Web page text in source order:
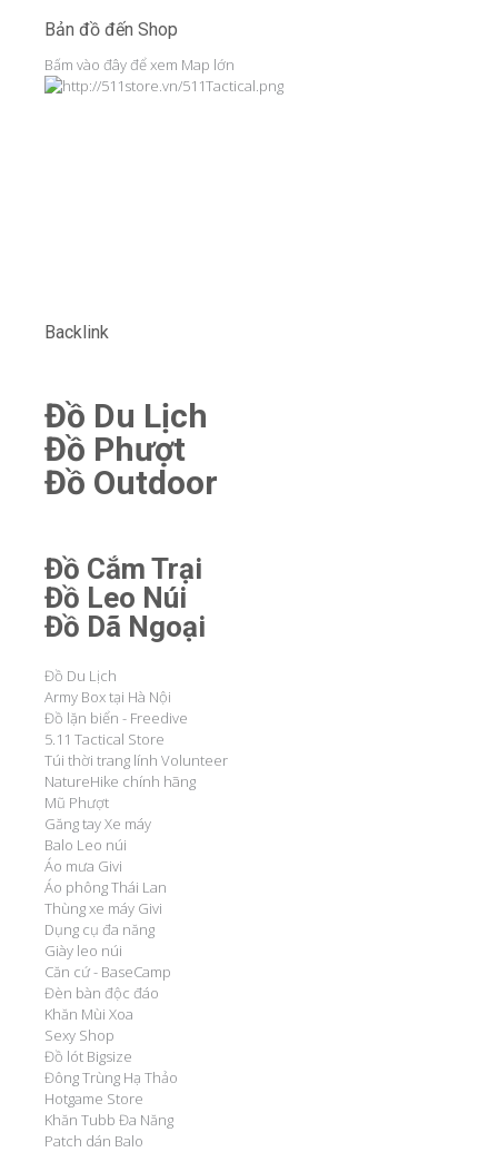
Bản đồ đến Shop
Bấm vào đây để xem Map lớn
Backlink
Đồ Du Lịch
Đồ Phượt
Đồ Outdoor
Đồ Cắm Trại
Đồ Leo Núi
Đồ Dã Ngoại
Đồ Du Lịch
Army Box tại Hà Nội
Đồ lặn biển - Freedive
5.11 Tactical Store
Túi thời trang lính Volunteer
NatureHike chính hãng
Mũ Phượt
Găng tay Xe máy
Balo Leo núi
Áo mưa Givi
Áo phông Thái Lan
Thùng xe máy Givi
Dụng cụ đa năng
Giày leo núi
Căn cứ - BaseCamp
Đèn bàn độc đáo
Khăn Mùi Xoa
Sexy Shop
Đồ lót Bigsize
Đông Trùng Hạ Thảo
Hotgame Store
Khăn Tubb Đa Năng
Patch dán Balo